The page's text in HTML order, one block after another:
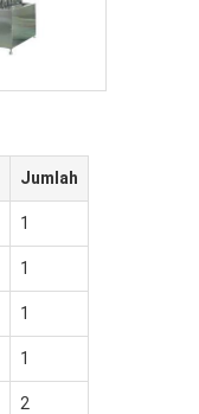
Jumlah
1
1
1
1
2